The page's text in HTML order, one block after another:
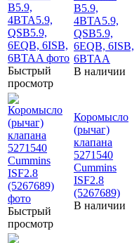
Быстрый
просмотр
B5.9,
4BTA5.9,
QSB5.9,
6EQB, 6ISB,
6BTAA
В наличии
Быстрый
просмотр
Коромысло
(рычаг)
клапана
5271540
Cummins
ISF2.8
(5267689)
В наличии